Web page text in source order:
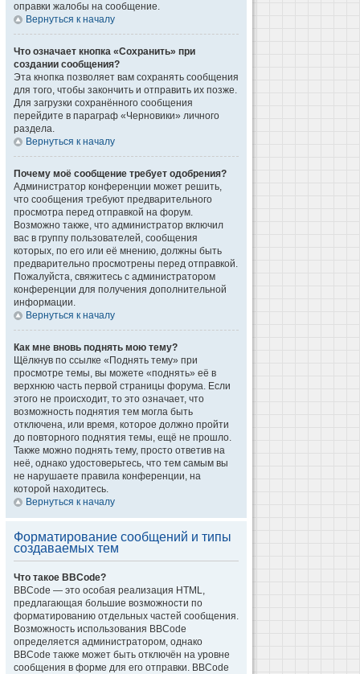
оправки жалобы на сообщение.
Вернуться к началу
Что означает кнопка «Сохранить» при
создании сообщения?
Эта кнопка позволяет вам сохранять сообщения
для того, чтобы закончить и отправить их позже.
Для загрузки сохранённого сообщения
перейдите в параграф «Черновики» личного
раздела.
Вернуться к началу
Почему моё сообщение требует одобрения?
Администратор конференции может решить,
что сообщения требуют предварительного
просмотра перед отправкой на форум.
Возможно также, что администратор включил
вас в группу пользователей, сообщения
которых, по его или её мнению, должны быть
предварительно просмотрены перед отправкой.
Пожалуйста, свяжитесь с администратором
конференции для получения дополнительной
информации.
Вернуться к началу
Как мне вновь поднять мою тему?
Щёлкнув по ссылке «Поднять тему» при
просмотре темы, вы можете «поднять» её в
верхнюю часть первой страницы форума. Если
этого не происходит, то это означает, что
возможность поднятия тем могла быть
отключена, или время, которое должно пройти
до повторного поднятия темы, ещё не прошло.
Также можно поднять тему, просто ответив на
неё, однако удостоверьтесь, что тем самым вы
не нарушаете правила конференции, на
которой находитесь.
Вернуться к началу
Форматирование сообщений и типы
создаваемых тем
Что такое BBCode?
BBCode — это особая реализация HTML,
предлагающая большие возможности по
форматированию отдельных частей сообщения.
Возможность использования BBCode
определяется администратором, однако
BBCode также может быть отключён на уровне
сообщения в форме для его отправки. BBCode